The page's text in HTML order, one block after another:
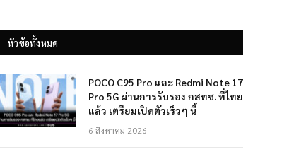
หัวข้อทั้งหมด
POCO C95 Pro และ Redmi Note 17
Pro 5G ผ่านการรับรอง กสทช. ที่ไทย
แล้ว เตรียมเปิดตัวเร็วๆ นี้
6 สิงหาคม 2026